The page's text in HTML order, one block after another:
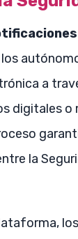
a
digitales o
la